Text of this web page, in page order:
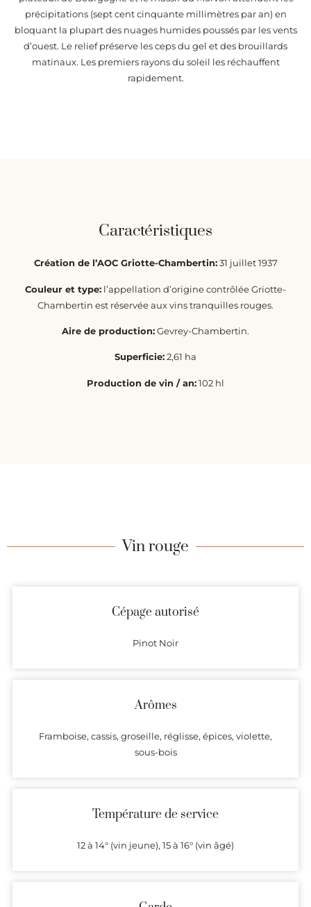
précipitations (sept cent cinquante millimètres par an) en
bloquant la plupart des nuages humides poussés par les vents
d’ouest. Le relief préserve les ceps du gel et des brouillards
matinaux. Les premiers rayons du soleil les réchauffent
rapidement.
Caractéristiques
Création de l’AOC Griotte-Chambertin:31 juillet 1937
Couleur et type: l’appellation d’origine contrôlée Griotte-
Chambertin est réservée aux vins tranquilles rouges.
Aire de production:Gevrey-Chambertin.
Superficie:2,61 ha
Production de vin / an:102 hl
Vin rouge
Cépage autorisé
Pinot Noir
Arômes
Framboise, cassis, groseille, réglisse, épices, violette,
sous-bois
Température de service
12 à 14° (vin jeune), 15 à 16° (vin âgé)